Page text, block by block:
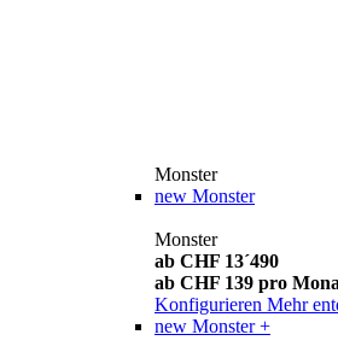
Monster
new Monster
Monster
ab CHF 13´490
ab CHF 139 pro
Konfigurieren Mehr
new Monster +